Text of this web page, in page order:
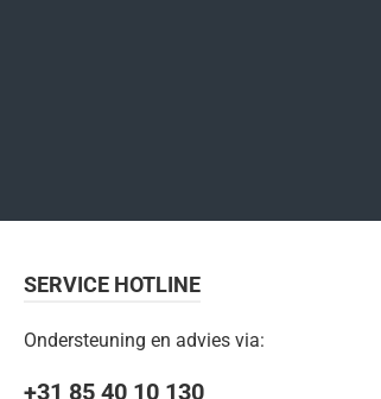
SERVICE HOTLINE
Ondersteuning en advies via:
+31 85 40 10 130